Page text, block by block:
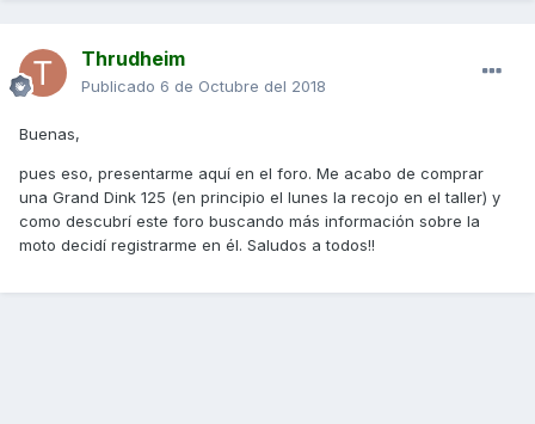
Thrudheim
Publicado 6 de Octubre del 2018
Buenas,
pues eso, presentarme aquí en el foro. Me acabo de comprar
una Grand Dink 125 (en principio el lunes la recojo en el taller) y
como descubrí este foro buscando más información sobre la
moto decidí registrarme en él. Saludos a todos!!